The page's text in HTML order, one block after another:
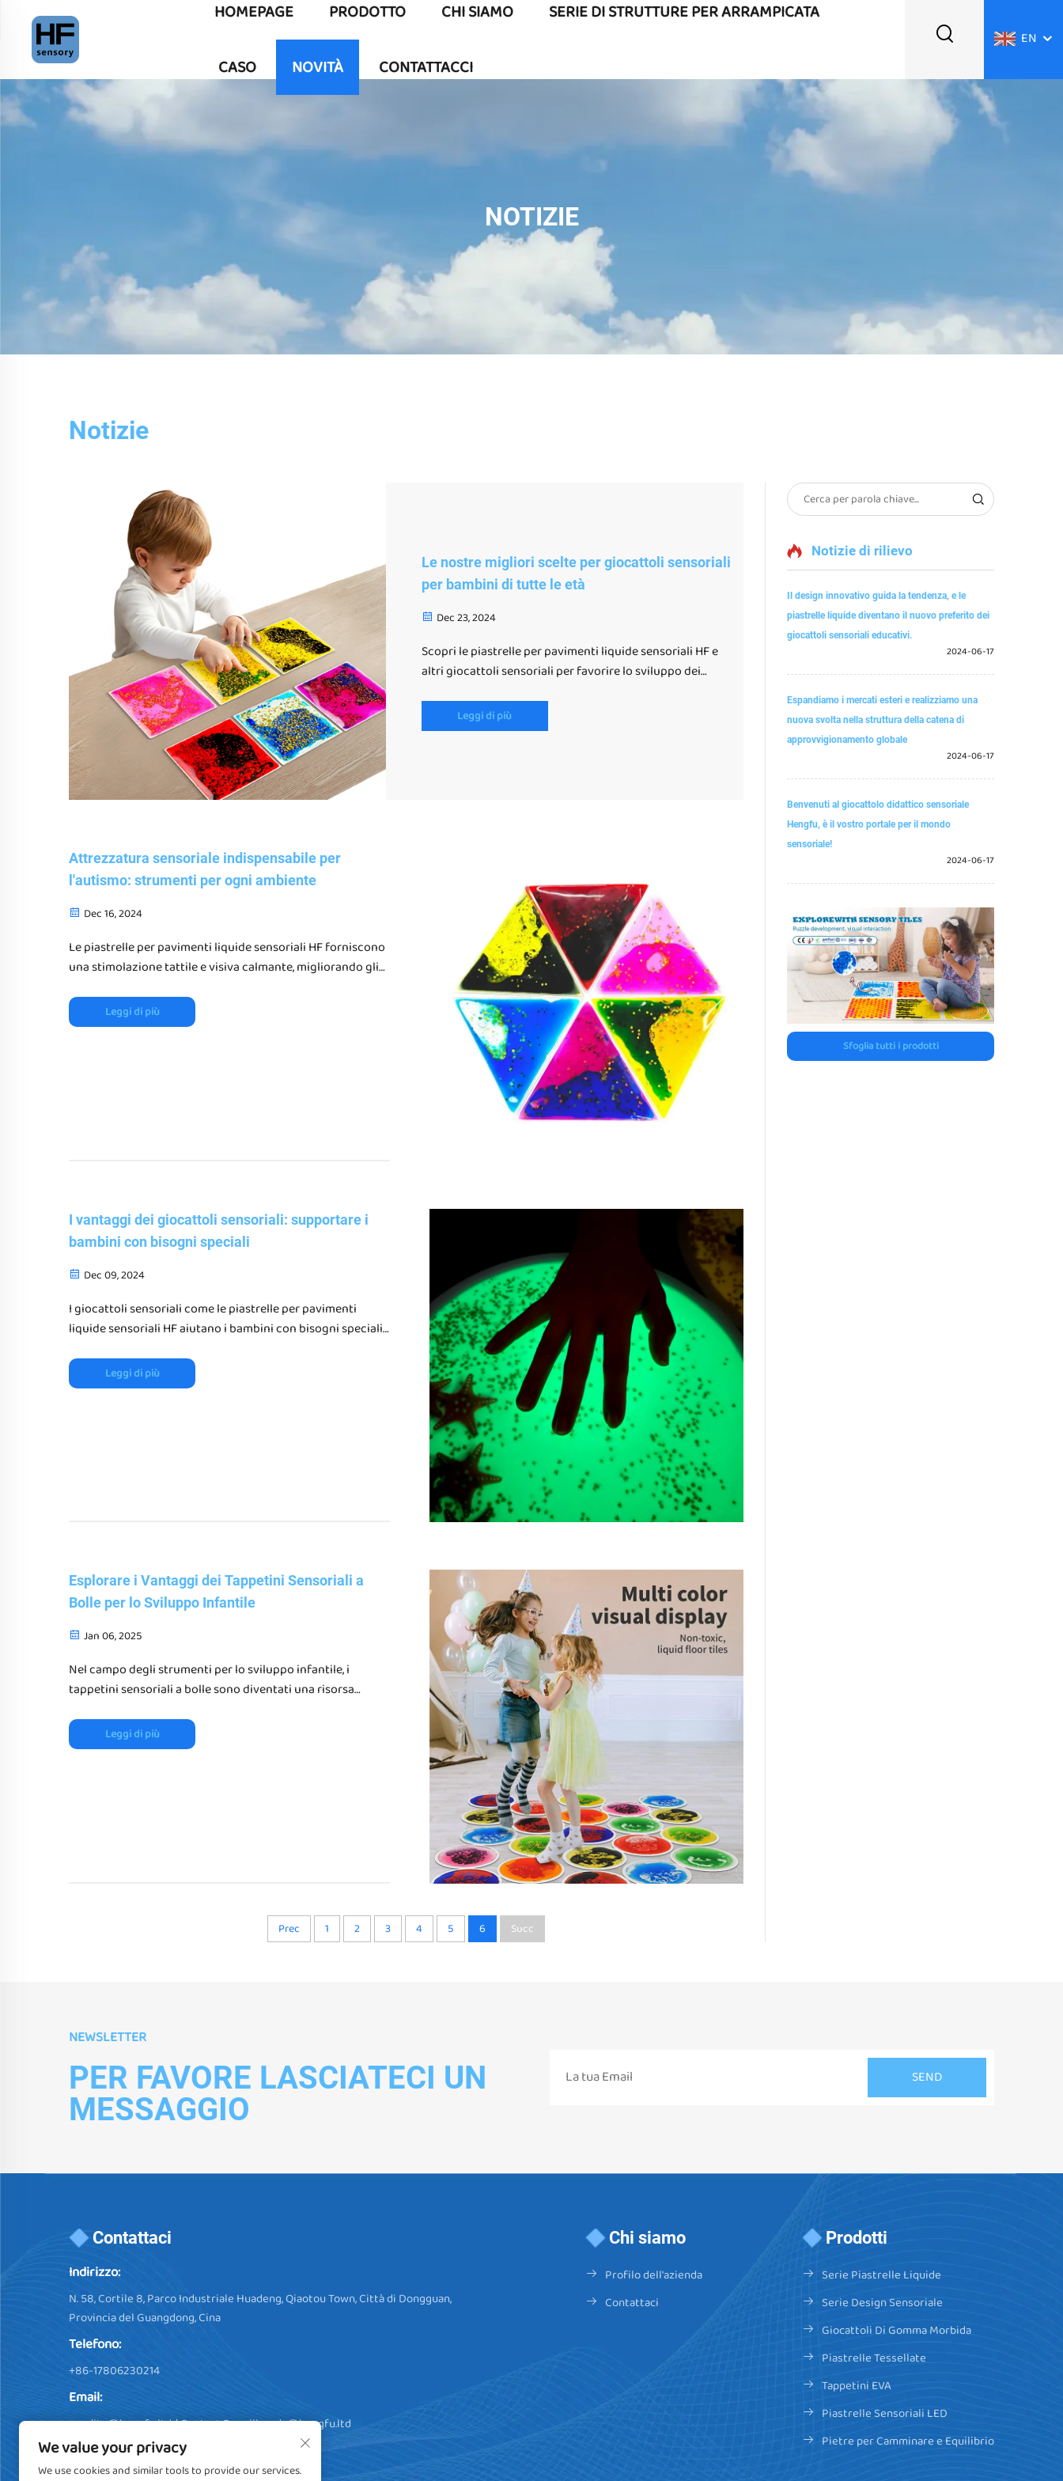
HOMEPAGE PRODOTTO CHI SIAMO SERIE DI STRUTTURE PER ARRAMPICATA
CASO NOVITÀ CONTATTACCI
EN
NOTIZIE
Notizie
Le nostre migliori scelte per giocattoli sensoriali
per bambini di tutte le età
Dec 23, 2024
Scopri le piastrelle per pavimenti liquide sensoriali HF e
altri giocattoli sensoriali per favorire lo sviluppo dei
divertente.Leggi di più
Attrezzatura sensoriale indispensabile per
l'autismo: strumenti per ogni ambiente
Dec 16, 2024
Le piastrelle per pavimenti liquide sensoriali HF forniscono
una stimolazione tattile e visiva calmante, migliorando gli
Leggi di più
I vantaggi dei giocattoli sensoriali: supportare i
bambini con bisogni speciali
Dec 09, 2024
I giocattoli sensoriali come le piastrelle per pavimenti
liquide sensoriali HF aiutano i bambini con bisogni speciali
regolazione emotiva
Leggi di più
Esplorare i Vantaggi dei Tappetini Sensoriali a
Bolle per lo Sviluppo Infantile
Jan 06, 2025
Nel campo degli strumenti per lo sviluppo infantile, i
tappetini sensoriali a bolle sono diventati una risorsa
tappetini offrono non solo un ambiente di gioco
divertente, ma servono anche come un elemento chiave
Leggi di più
Prec 1 2 3 4 5 6 Succ
Notizie di rilievo
Il design innovativo guida la tendenza, e le
piastrelle liquide diventano il nuovo preferito dei
giocattoli sensoriali educativi.
2024-06-17
Espandiamo i mercati esteri e realizziamo una
nuova svolta nella struttura della catena di
approvvigionamento globale
2024-06-17
Benvenuti al giocattolo didattico sensoriale
Hengfu, è il vostro portale per il mondo
sensoriale!
2024-06-17
Sfoglia tutti i prodotti
NEWSLETTER
PER FAVORE LASCIATECI UN
MESSAGGIO
Contattaci
Indirizzo:
N. 58, Cortile 8, Parco Industriale Huadeng, Qiaotou Town, Città di Dongguan,
Provincia del Guangdong, Cina
Telefono:
+86-17806230214
Email:
vendite@hengfu.ltd/ Contact E-maill:soda@hengfu.ltd
Chi siamo
Profilo dell'azienda
Contattaci
Prodotti
Serie Piastrelle Liquide
Serie Design Sensoriale
Giocattoli Di Gomma Morbida
Piastrelle Tessellate
Tappetini EVA
Piastrelle Sensoriali LED
Pietre per Camminare e Equilibrio
We value your privacy
We use cookies and similar tools to provide our services.